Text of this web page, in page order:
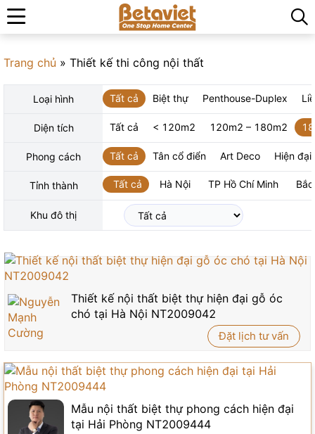
Trang chủ » Thiết kế thi công nội thất
Loại hình Tất cả Biệt thự Penthouse-Duplex
Diện tích Tất cả < 120m2 120m2 – 180m2
Phong cách Tất cả Tân cổ điển Art Deco Hiện đại
Tỉnh thành Tất cả Hà Nội TP Hồ Chí Minh
Khu đô thị
Thiết kế nội thất biệt thự hiện đại gỗ óc
chó tại Hà Nội NT2009042
Đặt lịch tư vấn
Mẫu nội thất biệt thự phong cách hiện đại
tại Hải Phòng NT2009444